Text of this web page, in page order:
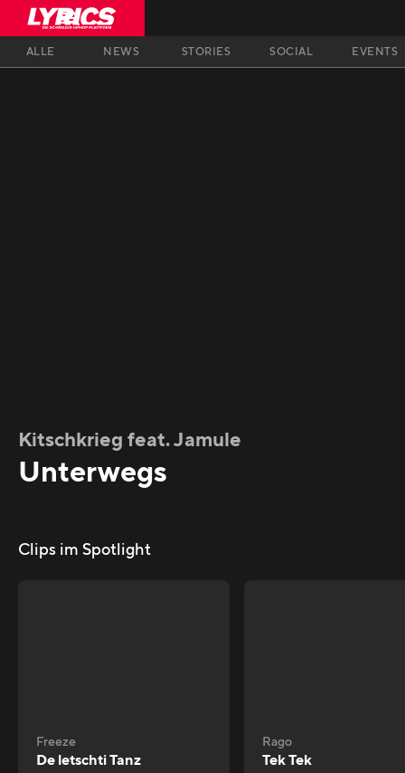
ALLE NEWS STORIES SOCIAL EVENTS
Kitschkrieg feat. Jamule
Unterwegs
Clips im Spotlight
Freeze
De letschti Tanz
Rago
Tek Tek